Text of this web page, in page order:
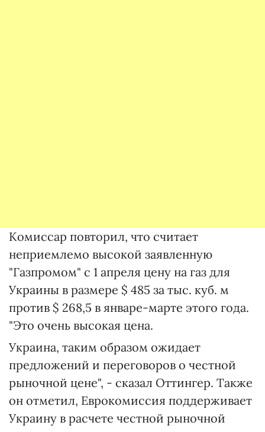
Комиссар повторил, что считает
неприемлемо высокой заявленную
"Газпромом" с 1 апреля цену на газ для
Украины в размере $ 485 за тыс. куб. м
против $ 268,5 в январе-марте этого года.
"Это очень высокая цена.
Украина, таким образом ожидает
предложений и переговоров о честной
рыночной цене", - сказал Оттингер. Также
он отметил, Еврокомиссия поддерживает
Украину в расчете честной рыночной